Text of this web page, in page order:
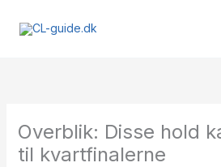
Overblik: Disse hold
til kvartfinalerne